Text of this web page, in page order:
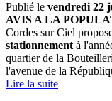
Publié le vendredi 22
AVIS A LA
Cordes sur Ciel
stationnement à
quartier de la
l'avenue de la
Lire la suite